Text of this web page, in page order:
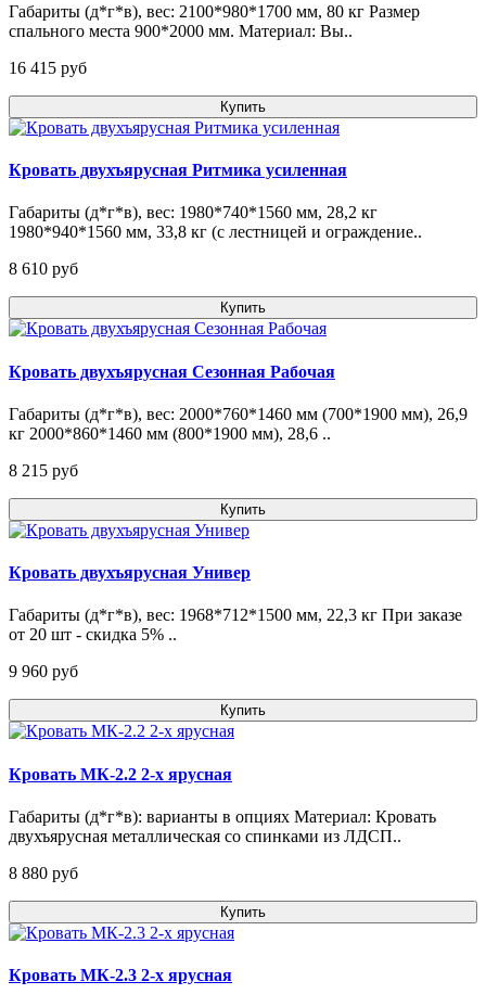
Габариты (д*г*в), вес: 2100*980*1700 мм, 80 кг Размер
спального места 900*2000 мм. Материал: Вы..
16 415 pуб
Купить
Кровать двухъярусная Ритмика усиленная
Габариты (д*г*в), вес: 1980*740*1560 мм, 28,2 кг
1980*940*1560 мм, 33,8 кг (с лестницей и ограждение..
8 610 pуб
Купить
Кровать двухъярусная Сезонная Рабочая
Габариты (д*г*в), вес: 2000*760*1460 мм (700*1900 мм), 26,9
кг 2000*860*1460 мм (800*1900 мм), 28,6 ..
8 215 pуб
Купить
Кровать двухъярусная Универ
Габариты (д*г*в), вес: 1968*712*1500 мм, 22,3 кг При заказе
от 20 шт - скидка 5% ..
9 960 pуб
Купить
Кровать МК-2.2 2-х ярусная
Габариты (д*г*в): варианты в опциях Материал: Кровать
двухъярусная металлическая со спинками из ЛДСП..
8 880 pуб
Купить
Кровать МК-2.3 2-х ярусная